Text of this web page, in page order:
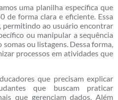
uma planilha específica que
de forma clara e eficiente. Essa
permitindo ao usuário encontrar
ou manipular a sequência
ou listagens. Dessa forma,
processos em atividades que
que precisam explicar
que buscam praticar
que gerenciam dados. Além